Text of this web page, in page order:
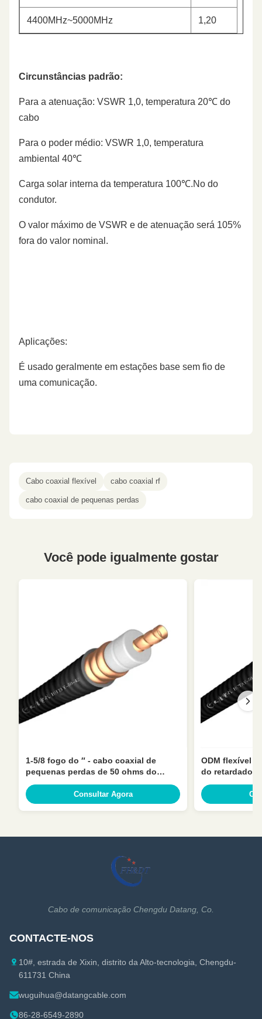
4400MHz~5000MHz 1,20
Circunstâncias padrão:
Para a atenuação: VSWR 1,0, temperatura 20℃ do
cabo
Para o poder médio: VSWR 1,0, temperatura
ambiental 40℃
Carga solar interna da temperatura 100℃.No do
condutor.
O valor máximo de VSWR e de atenuação será 105%
fora do valor nominal.
Aplicações:
É usado geralmente em estações base sem fio de
uma comunicação.
Cabo coaxial flexível cabo coaxial rf
cabo coaxial de pequenas perdas
Você pode igualmente gostar
1-5/8 fogo do ″ - cabo coaxial de
pequenas perdas de 50 ohms do
retardador para a telecomunicação
Consultar Agora
ODM flexível
do retardador
revestimento
Cabo de comunicação Chengdu Datang, Co.
CONTACTE-NOS
10#, estrada de Xixin, distrito da Alto-tecnologia, Chengdu-
611731 China
wuguihua@datangcable.com
86-28-6549-2890